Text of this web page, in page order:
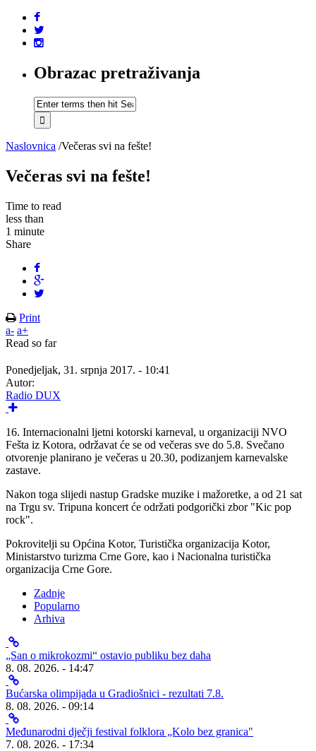
Obrazac pretraživanja
Naslovnica /Večeras svi na fešte!
Večeras svi na fešte!
Time to read
less than
1 minute
Share
Print
a- a+
Read so far
Ponedjeljak, 31. srpnja 2017. - 10:41
Autor:
Radio DUX
16. Internacionalni ljetni kotorski karneval, u organizaciji NVO
Fešta iz Kotora, održavat će se od večeras sve do 5.8. Svečano
otvorenje planirano je večeras u 20.30, podizanjem karnevalske
zastave.
Nakon toga slijedi nastup Gradske muzike i mažoretke, a od 21 sat
na Trgu sv. Tripuna koncert će održati podgorički zbor "Kic pop
rock".
Pokrovitelji su Općina Kotor, Turistička organizacija Kotor,
Ministarstvo turizma Crne Gore, kao i Nacionalna turistička
organizacija Crne Gore.
Zadnje
Popularno
Arhiva
„San o mikrokozmi“ ostavio publiku bez daha
8. 08. 2026. - 14:47
Bućarska olimpijada u Gradiošnici - rezultati 7.8.
8. 08. 2026. - 09:14
Međunarodni dječji festival folklora „Kolo bez granica"
7. 08. 2026. - 17:34